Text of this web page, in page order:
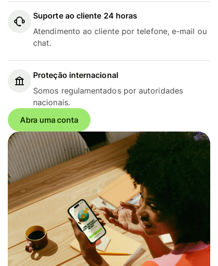
Suporte ao cliente 24 horas
Atendimento ao cliente por telefone, e-mail ou
chat.
Proteção internacional
Somos regulamentados por autoridades
nacionais.
Abra uma conta